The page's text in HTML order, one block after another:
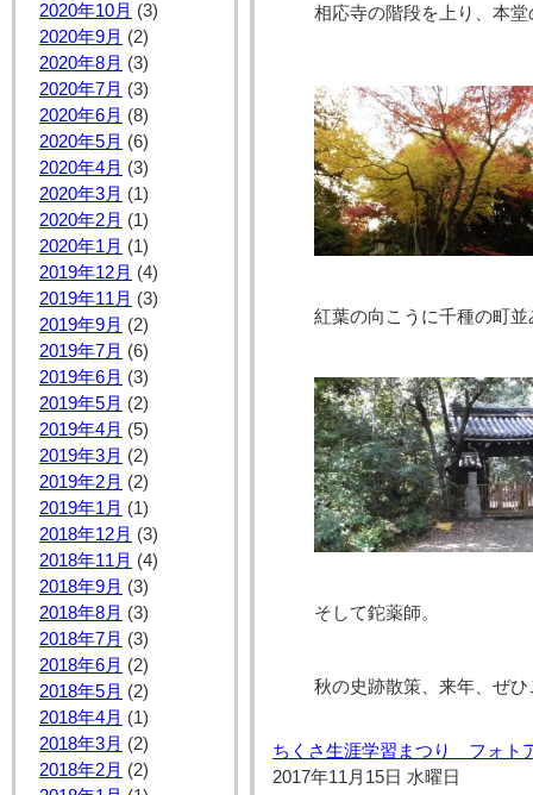
2020年10月 (3)
2020年9月 (2)
2020年8月 (3)
2020年7月 (3)
2020年6月 (8)
2020年5月 (6)
2020年4月 (3)
2020年3月 (1)
2020年2月 (1)
2020年1月 (1)
2019年12月 (4)
2019年11月 (3)
2019年9月 (2)
2019年7月 (6)
2019年6月 (3)
2019年5月 (2)
2019年4月 (5)
2019年3月 (2)
2019年2月 (2)
2019年1月 (1)
2018年12月 (3)
2018年11月 (4)
2018年9月 (3)
2018年8月 (3)
2018年7月 (3)
2018年6月 (2)
2018年5月 (2)
2018年4月 (1)
2018年3月 (2)
2018年2月 (2)
相応寺の階段を上り、本堂
紅葉の向こうに千種の町並
そして鉈薬師。
秋の史跡散策、来年、ぜ
ちくさ生涯学習まつり フォト
2017年11月15日 水曜日